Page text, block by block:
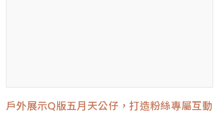
戶外展示Q版五月天公仔，打造粉絲專屬互動